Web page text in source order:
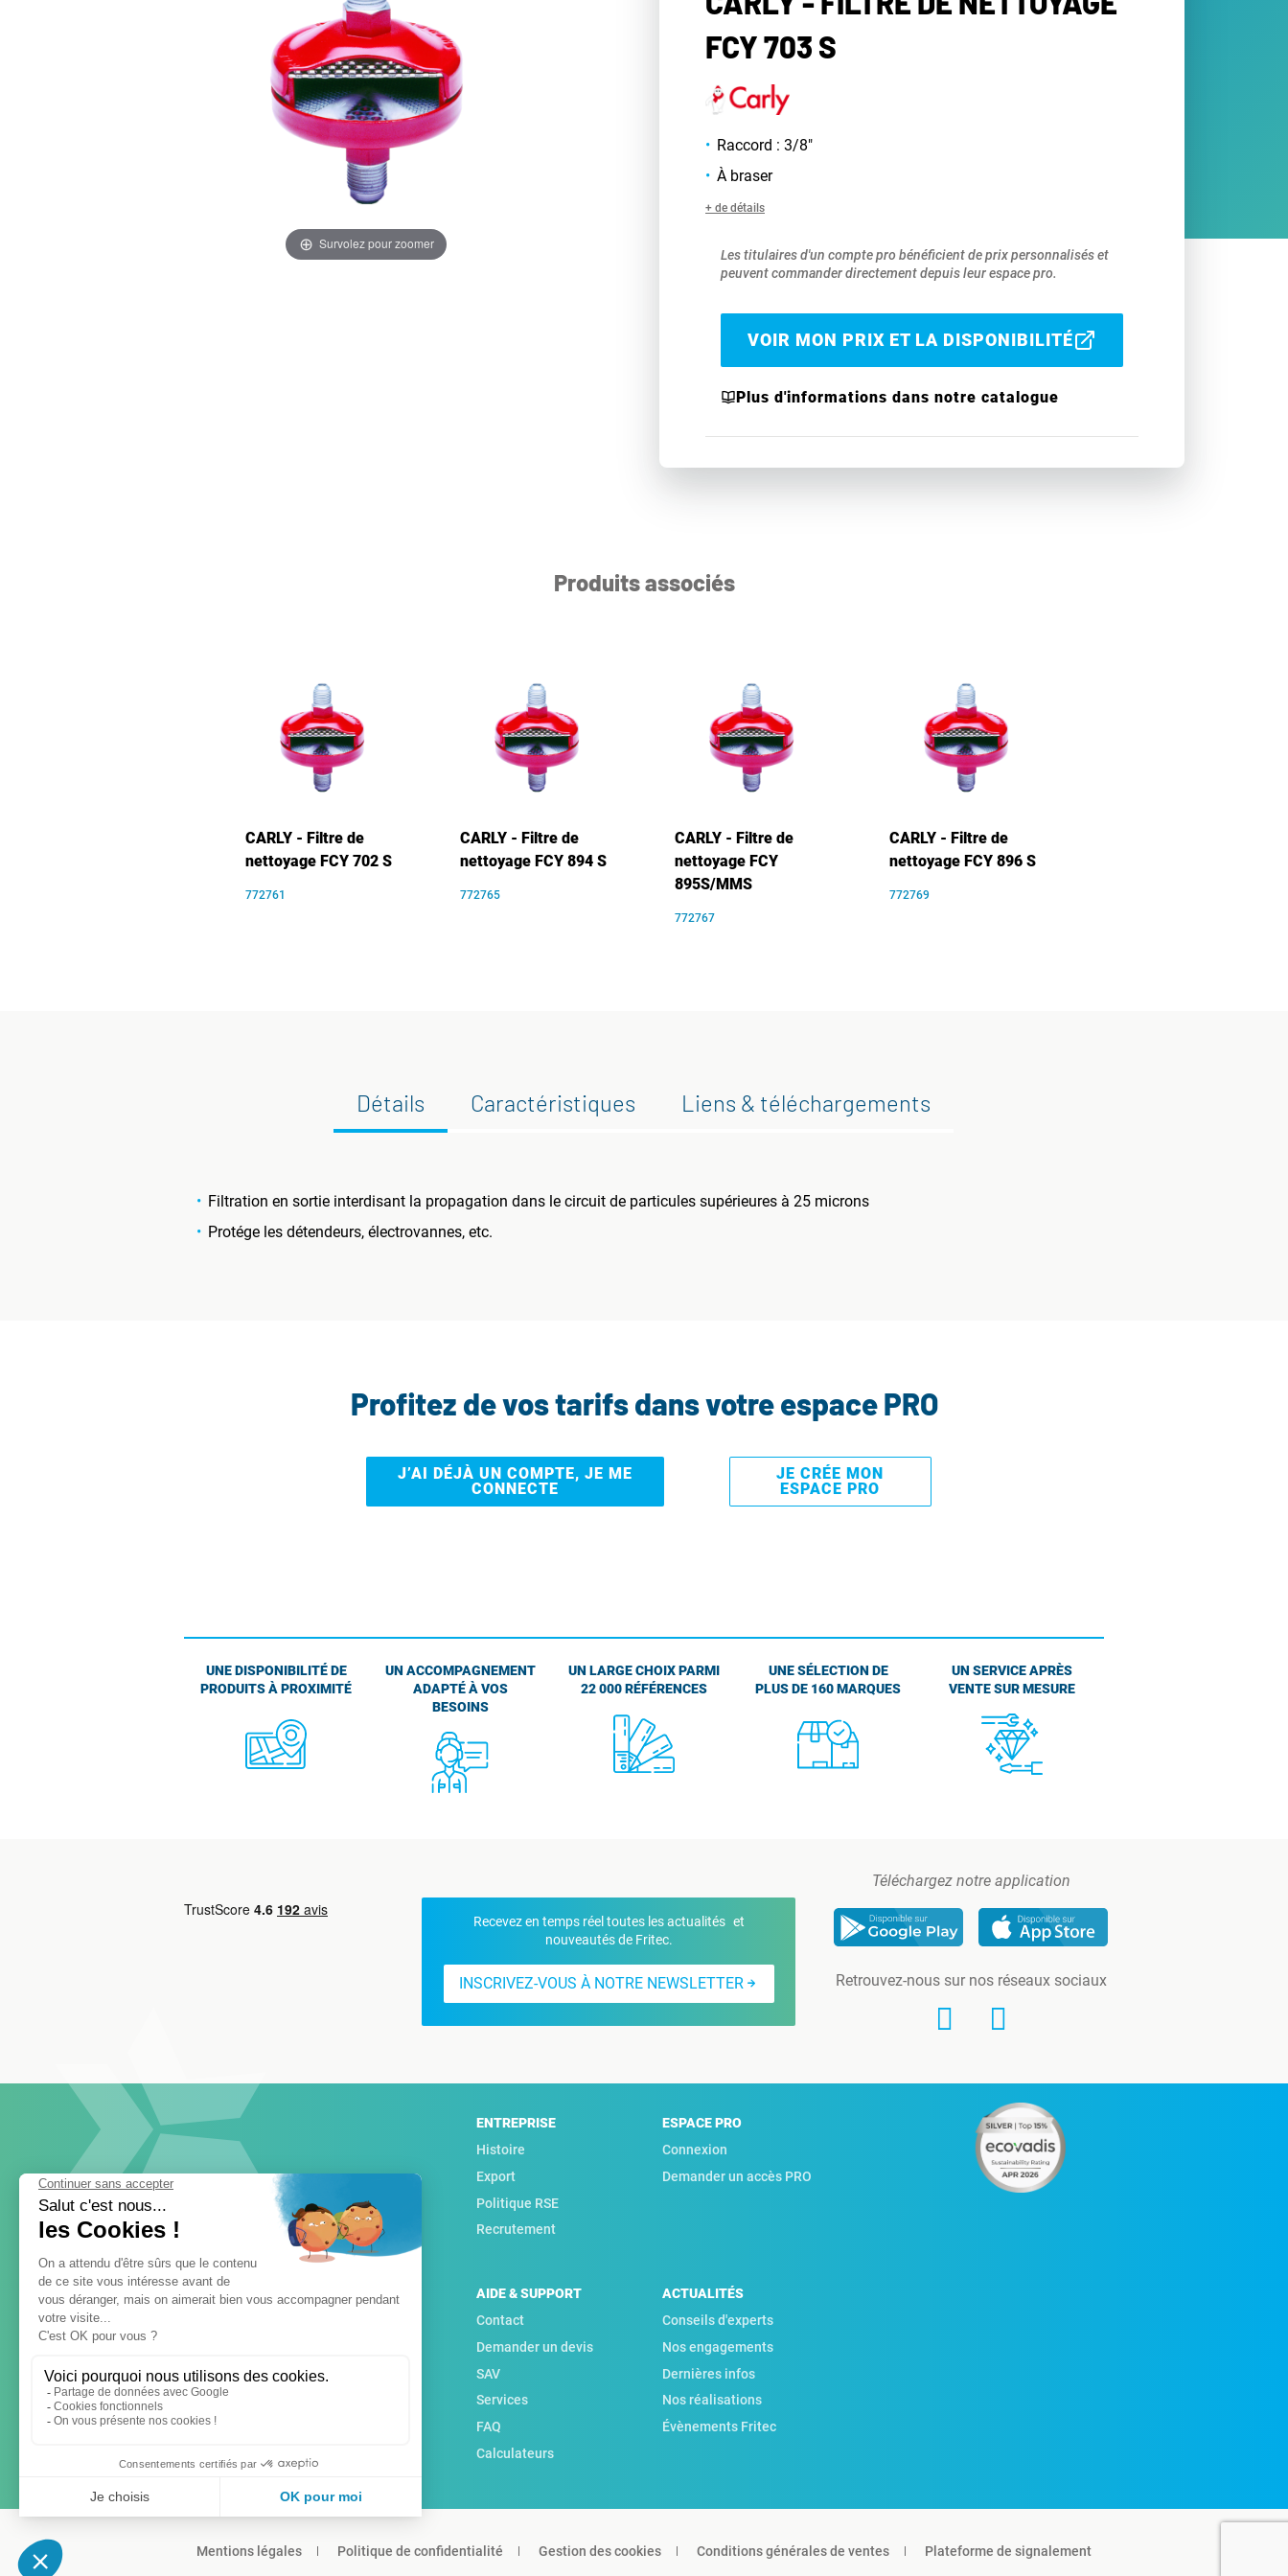
Survolez pour zoomer
FCY 703 S
Raccord : 3/8"
À braser
+ de détails
Les titulaires d'un compte pro bénéficient de prix personnalisés et
peuvent commander directement depuis leur espace pro.
VOIR MON PRIX ET LA DISPONIBILITÉ
Plus d'informations dans notre catalogue
Produits associés
CARLY - Filtre de
nettoyage FCY 702 S
772761
CARLY - Filtre de
nettoyage FCY 894 S
772765
CARLY - Filtre de
nettoyage FCY
895S/MMS
772767
CARLY - Filtre de
nettoyage FCY 896 S
772769
Détails Caractéristiques Liens & téléchargements
Filtration en sortie interdisant la propagation dans le circuit de particules supérieures à 25 microns
Protége les détendeurs, électrovannes, etc.
Profitez de vos tarifs dans votre espace PRO
J’AI DÉJÀ UN COMPTE, JE ME
CONNECTE
JE CRÉE MON
ESPACE PRO
UNE DISPONIBILITÉ DE
PRODUITS À PROXIMITÉ
UN ACCOMPAGNEMENT
ADAPTÉ À VOS
BESOINS
UN LARGE CHOIX PARMI
22 000 RÉFÉRENCES
UNE SÉLECTION DE
PLUS DE 160 MARQUES
UN SERVICE APRÈS
VENTE SUR MESURE
Recevez en temps réel toutes les actualités et
nouveautés de Fritec.
INSCRIVEZ-VOUS À NOTRE NEWSLETTER
Téléchargez notre application
Retrouvez-nous sur nos réseaux sociaux
ENTREPRISE
Histoire
Export
Politique RSE
Recrutement
ESPACE PRO
Connexion
Demander un accès PRO
AIDE & SUPPORT
Contact
Demander un devis
SAV
Services
FAQ
Calculateurs
ACTUALITÉS
Conseils d'experts
Nos engagements
Dernières infos
Nos réalisations
Évènements Fritec
Mentions légales Politique de confidentialité Gestion des cookies Conditions générales de ventes Plateforme de signalement